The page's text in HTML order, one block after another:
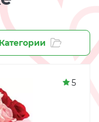
Категории
5